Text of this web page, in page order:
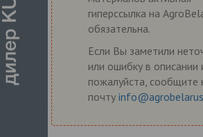
гиперссылка на
обязательна.
Если Вы заметили
или ошибку в описании
пожалуйста, сообщите
почту